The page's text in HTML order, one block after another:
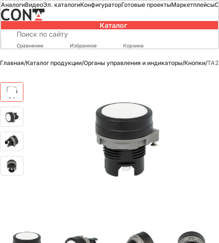
АналогиВидеоЭл. каталогиКонфигураторГотовые проектыМаркетплейсы
Каталог
Сравнение Избранное Корзина
Главная/Каталог продукции/Органы управления и индикаторы/Кнопки/